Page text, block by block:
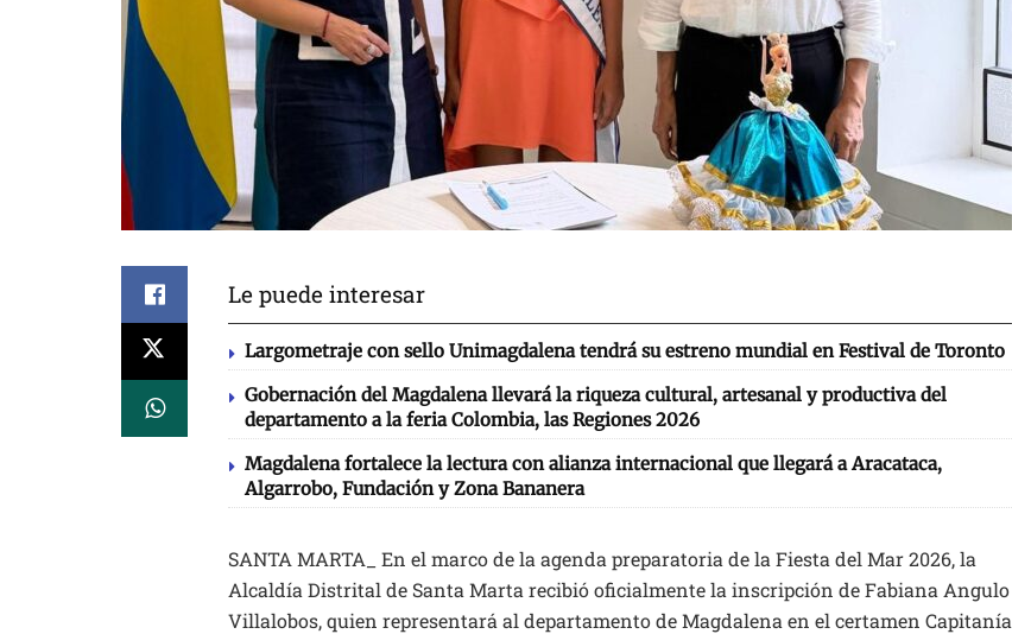
Le puede interesar
Largometraje con sello Unimagdalena tendrá su estreno mundial en Festival de Toronto
Gobernación del Magdalena llevará la riqueza cultural, artesanal y productiva del
departamento a la feria Colombia, las Regiones 2026
Magdalena fortalece la lectura con alianza internacional que llegará a Aracataca,
Algarrobo, Fundación y Zona Bananera
SANTA MARTA_ En el marco de la agenda preparatoria de la Fiesta del Mar 2026, la
Alcaldía Distrital de Santa Marta recibió oficialmente la inscripción de Fabiana Angulo
Villalobos, quien representará al departamento de Magdalena en el certamen Capitanía